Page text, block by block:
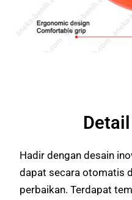
Hadir dengan desain
dapat secara otomatis
perbaikan. Terdapat